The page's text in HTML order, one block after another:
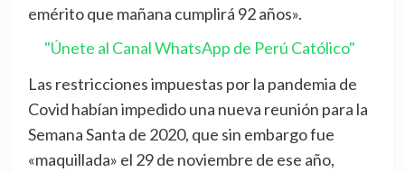
emérito que mañana cumplirá 92 años».
"Únete al Canal WhatsApp de Perú Católico"
Las restricciones impuestas por la pandemia de
Covid habían impedido una nueva reunión para la
Semana Santa de 2020, que sin embargo fue
«maquillada» el 29 de noviembre de ese año,